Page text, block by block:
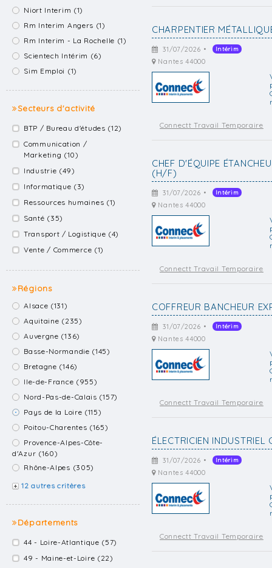
Niort Interim (1)
Rm Interim Angers (1)
Rm Interim - La Rochelle (1)
Scientech Intérim (6)
Sim Emploi (1)
Secteurs d'activité
BTP / Bureau d'études (12)
Communication /
Marketing (10)
Industrie (49)
Informatique (3)
Ressources humaines (1)
Santé (35)
Transport / Logistique (4)
Vente / Commerce (1)
Régions
Alsace (131)
Aquitaine (235)
Auvergne (136)
Basse-Normandie (145)
Bretagne (146)
Ile-de-France (955)
Nord-Pas-de-Calais (157)
Pays de la Loire (115)
Poitou-Charentes (165)
Provence-Alpes-Côte-
d'Azur (160)
Rhône-Alpes (305)
12 autres critères
Départements
44 - Loire-Atlantique (57)
49 - Maine-et-Loire (22)
CHARPENTIER
31/07/2026 • Intérim
Nantes 44000
Connectt Travail Temporaire
CHEF D'ÉQUIPE
(H/F)
31/07/2026 • Intérim
Nantes 44000
Connectt Travail Temporaire
COFFREUR BANCHEUR
31/07/2026 • Intérim
Nantes 44000
Connectt Travail Temporaire
ÉLECTRICIEN
31/07/2026 • Intérim
Nantes 44000
Connectt Travail Temporaire